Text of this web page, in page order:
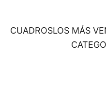
CUADROSLOS MÁS